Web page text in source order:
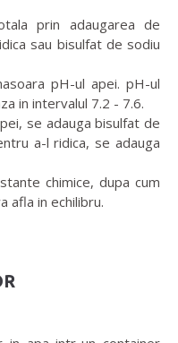
prin adaugarea de
sau bisulfat de sodiu
pH-ul apei. pH-ul
in intervalul 7.2 - 7.6.
se adauga bisulfat de
a-l ridica, se adauga
chimice, dupa cum
afla in echilibru.